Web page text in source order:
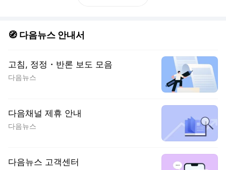
🧭 다음뉴스 안내서
고침, 정정・반론 보도 모음
다음뉴스
다음채널 제휴 안내
다음뉴스
다음뉴스 고객센터